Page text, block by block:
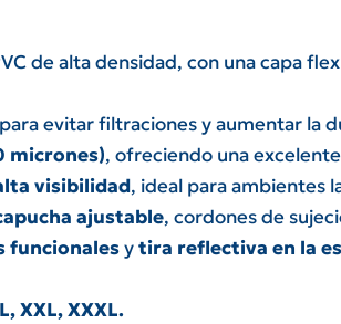
de alta densidad, con una capa
para evitar filtraciones y aumentar la
micrones), ofreciendo una
visibilidad, ideal para ambientes
ajustable, cordones de
funcionalesytira reflectiva en la
XXL, XXXL.